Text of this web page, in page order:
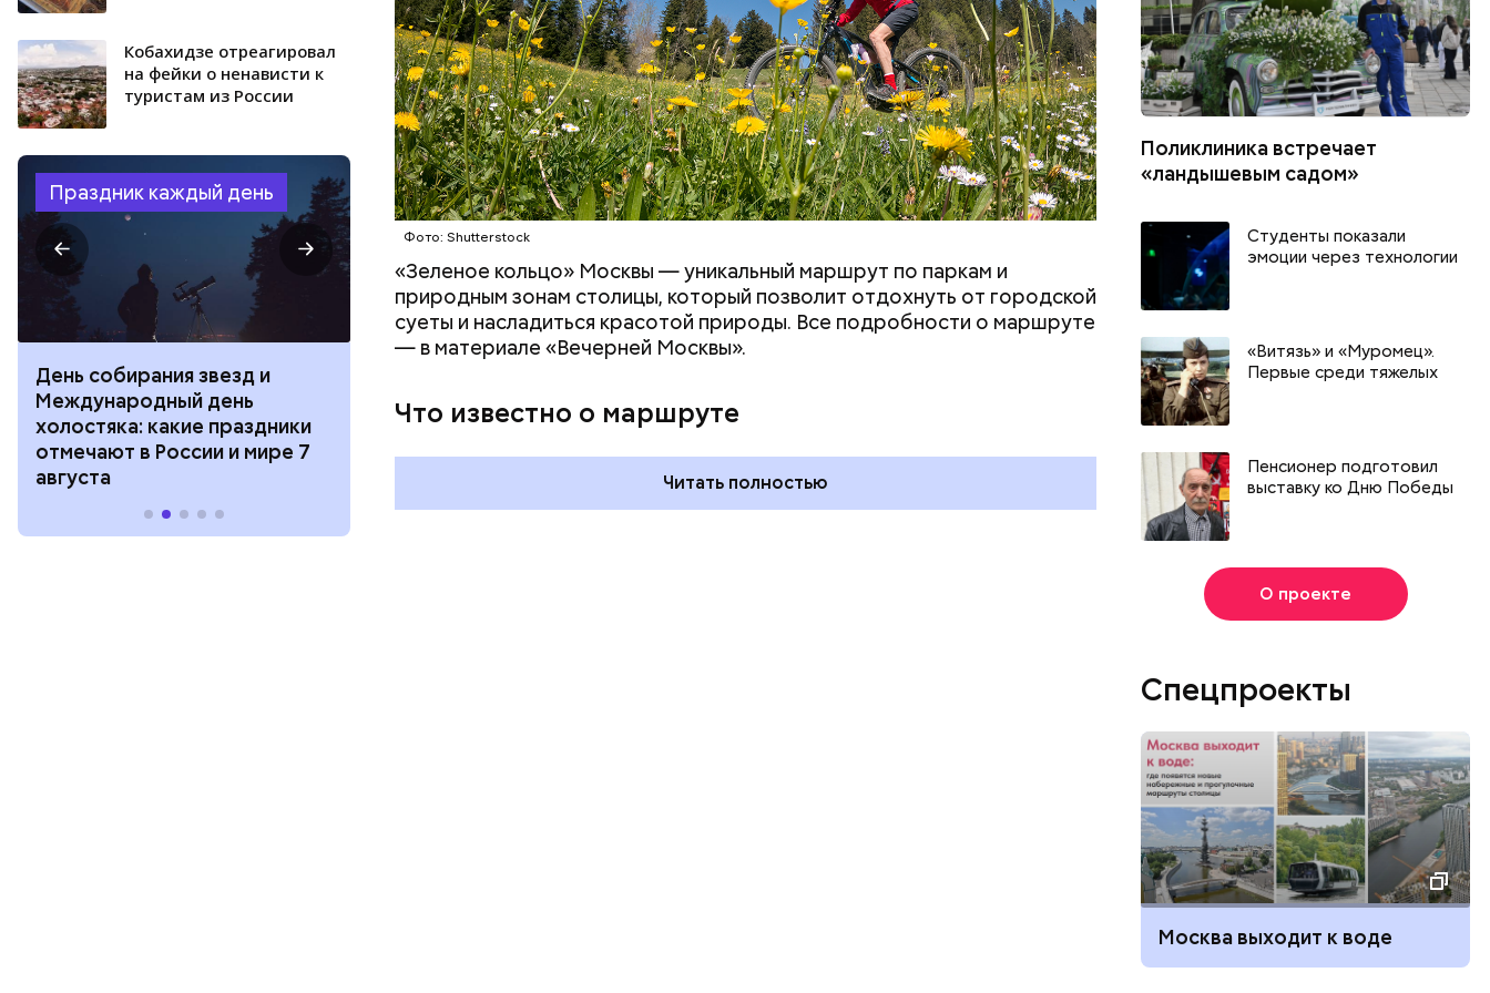
Кобахидзе отреагировал
на фейки о ненависти к
туристам из России
Праздник каждый день
День собирания звезд и
Международный день
холостяка: какие праздники
отмечают в России и мире 7
августа
и Международный день
подкаблучника: какие
праздники отмечают в России
курсанта: какие праздники
отмечают в России и мире 5
августа
День качания на качелях и
День шампанского: какие
праздники отмечают в России
и мире 4 августа
Всемирный
и мире 8
Фото: Shutterstock
«Зеленое кольцо» Москвы — уникальный маршрут по паркам и
природным зонам столицы, который позволит отдохнуть от городской
суеты и насладиться красотой природы. Все подробности о маршруте
— в материале «Вечерней Москвы».
Что известно о маршруте
Читать полностью
Поликлиника встречает
«ландышевым садом»
Студенты показали
эмоции через технологии
«Витязь» и «Муромец».
Первые среди тяжелых
Пенсионер подготовил
выставку ко Дню Победы
О проекте
Спецпроекты
Москва выходит к воде